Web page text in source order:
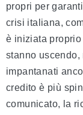
propri per
crisi italiana,
è iniziata
stanno
impantanati
credito è più
comunicato, la